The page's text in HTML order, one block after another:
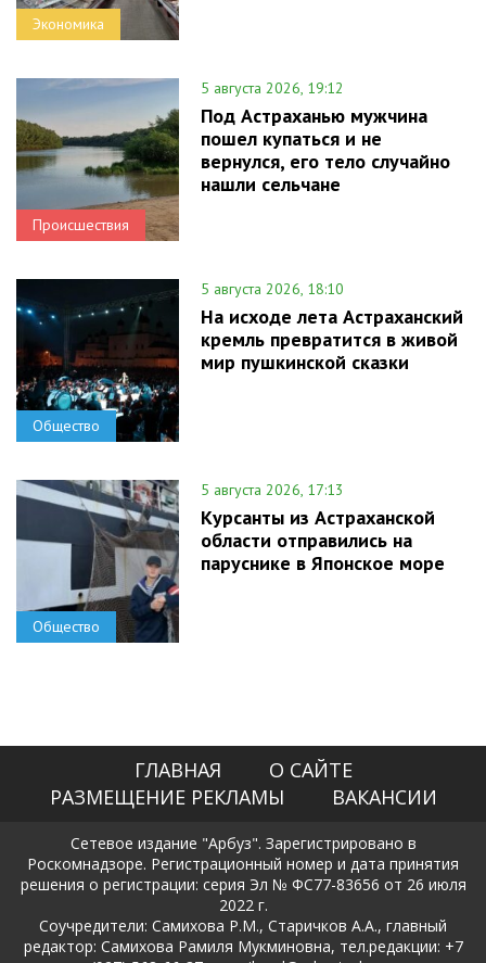
Экономика
Происшествия
5 августа 2026, 19:12
Под Астраханью мужчина
пошел купаться и не
вернулся, его тело случайно
нашли сельчане
Общество
5 августа 2026, 18:10
На исходе лета Астраханский
кремль превратится в живой
мир пушкинской сказки
Общество
5 августа 2026, 17:13
Курсанты из Астраханской
области отправились на
паруснике в Японское море
ГЛАВНАЯ
О САЙТЕ
РАЗМЕЩЕНИЕ РЕКЛАМЫ
ВАКАНСИИ
Сетевое издание "Арбуз". Зарегистрировано в
Роскомнадзоре. Регистрационный номер и дата принятия
решения о регистрации: серия Эл № ФС77-83656 от 26 июля
2022 г.
Соучредители: Самихова Р.М., Старичков А.А., главный
редактор: Самихова Рамиля Мукминовна, тел.редакции: +7